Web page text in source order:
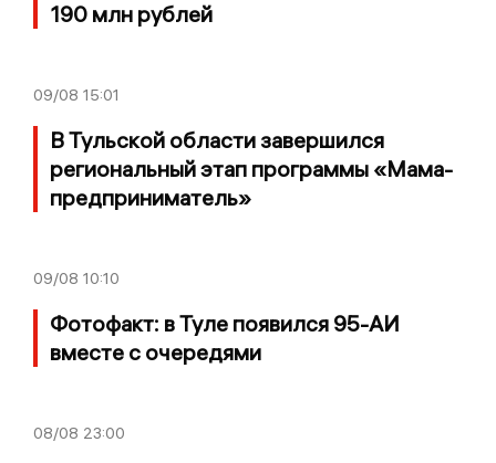
190 млн рублей
09/08 15:01
В Тульской области завершился
региональный этап программы «Мама-
предприниматель»
09/08 10:10
Фотофакт: в Туле появился 95-АИ
вместе с очередями
08/08 23:00